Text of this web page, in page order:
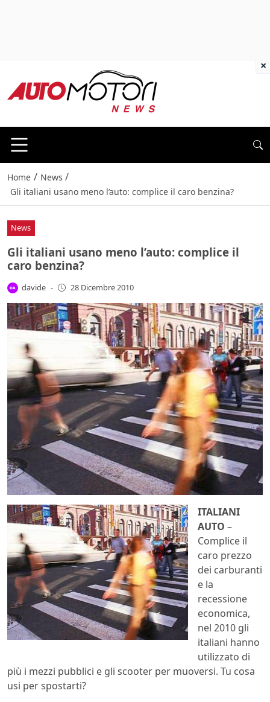
Home / News /
Gli italiani usano meno l’auto: complice il caro benzina?
News
Gli italiani usano meno l’auto: complice il
caro benzina?
davide - 28 Dicembre 2010
ITALIANI
AUTO –
Complice il
caro prezzo
dei carburanti
e la
recessione
economica,
nel 2010 gli
italiani hanno
utilizzato di
più i mezzi pubblici e gli scooter per muoversi. Tu cosa
usi per spostarti?
×